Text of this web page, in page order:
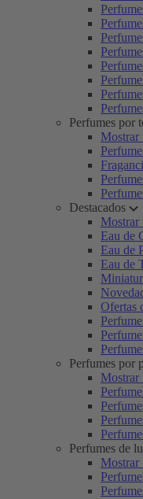
Perfumes por
Mostrar
Destacados
Mostrar
Eau de
Eau de
Eau de
Ofertas
Perfumes por
Mostrar
Perfumes de
Mostrar